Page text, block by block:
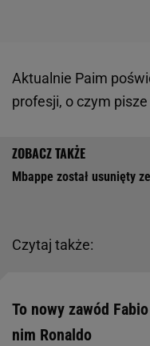
Aktualnie Paim
profesji, o czym pisze
Czytaj także:
Mbappe został usunięty
To nowy zawód
nim Ronaldo